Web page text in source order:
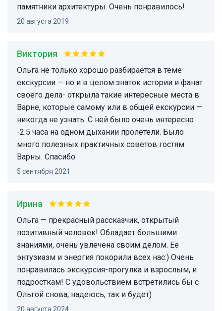
памятники архитектуры. Очень понравилось!
20 августа 2019
Виктория
Ольга не только хорошо разбирается в теме
екскурсии — но и в целом знаток истории и фанат
своего дела- открыла такие интересные места в
Варне, которые самому или в общей екскурсии —
никогда не узнать. С ней было очень интересно
-2.5 часа на одном дыхании пролетели. Было
много полезных практичных советов гостям
Варны. Спасибо
5 сентября 2021
Ирина
Ольга — прекрасный рассказчик, открытый
позитивный человек! Обладает большими
знаниями, очень увлечена своим делом. Её
энтузиазм и энергия покорили всех нас:) Очень
понравилась экскурсия-прогулка и взрослым, и
подросткам! С удовольствием встретились бы с
Ольгой снова, надеюсь, так и будет)
20 августа 2024